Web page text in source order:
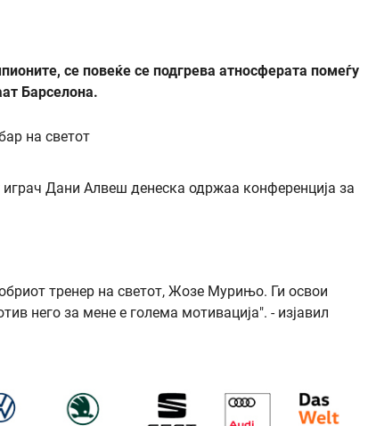
се повеќе се подгрева атносферата помеѓу
Барселона.
Дани Алвеш денеска одржаа конференција за
тренер на светот, Жозе Мурињо. Ги освои
него за мене е голема мотивација". - изјавил